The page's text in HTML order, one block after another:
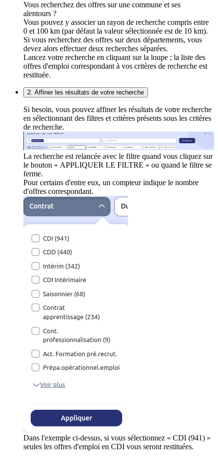
Vous recherchez des offres sur une commune et ses
alentours ?
Vous pouvez y associer un rayon de recherche compris entre
0 et 100 km (par défaut la valeur sélectionnée est de 10 km).
Si vous recherchez des offres sur deux départements, vous
devez alors effectuer deux recherches séparées.
Lancez votre recherche en cliquant sur la loupe ; la liste des
offres d'emploi correspondant à vos critères de recherche est
restituée.
2. Affiner les résultats de votre recherche
Si besoin, vous pouvez affiner les résultats de votre recherche
en sélectionnant des filtres et critères présents sous les critères
de recherche.
La recherche est relancée avec le filtre quand vous cliquez sur
le bouton « APPLIQUER LE FILTRE » ou quand le filtre se
ferme.
Pour certains d'entre eux, un compteur indique le nombre
d'offres correspondant.
Dans l'exemple ci-dessus, si vous sélectionnez « CDI (941) »
seules les offres d'emploi en CDI vous seront restituées.